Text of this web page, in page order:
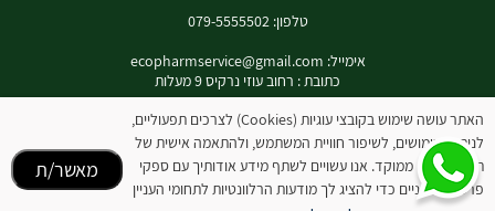
טלפון: 079-5555502
אימייל: ecopharmservice@gmail.com
כתובת : רחוב עוזי נרקיס 9 מעלות
לאינסטגרם שלנו
המידע באתר זה אינו מהווה תחליף להיוועצות עם רופא או רוקח בטרם רכישת המוצר והתחלת
האתר עושה שימוש בקובצי עוגיות (Cookies) לצרכים תפעוליים,
לניתוח שימושים, לשיפור חוויית המשתמש, ולהתאמה אישית של
תוכן ופרסום ממוקד. אנו עשויים לשתף מידע אודותיך עם ספקי
פרסום חיצוניים כדי להציג לך מודעות הרלוונטיות לתחומי העניין
מאשר/ת